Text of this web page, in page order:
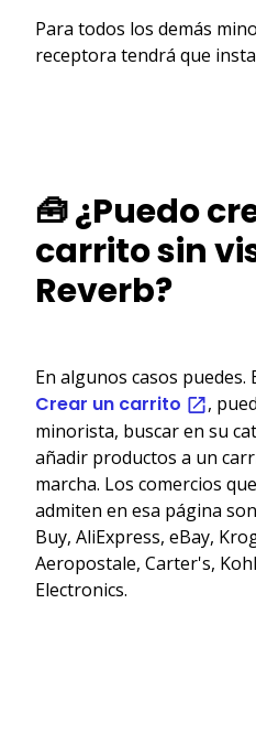
Para todos los demás
receptora tendrá que
🧰 ¿Puedo
carrito sin
Reverb?
En algunos casos puedes.
Crear un carrito
,
minorista, buscar en su
añadir productos a un
marcha. Los comercios
admiten en esa página
Buy, AliExpress, eBay,
Aeropostale, Carter's,
Electronics.